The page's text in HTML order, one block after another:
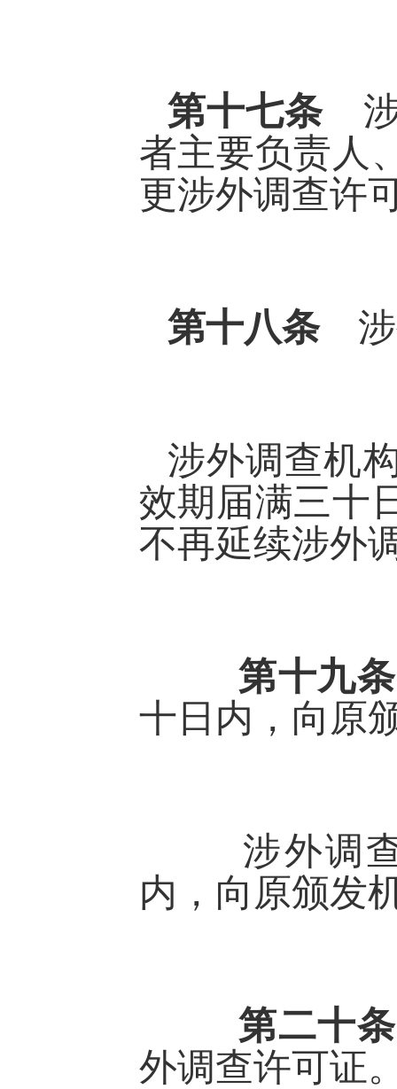
第十七条
者主要负责人
更涉外调查许
第十八条
涉外调查机
效期届满三十
不再延续涉外
第十九
十日内，向原
涉外调查许
内，向原颁发
第二十
外调查许可证